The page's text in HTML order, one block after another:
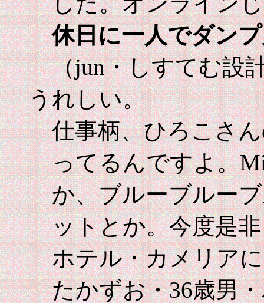
休日に一人でダン
（jun・しすてむ設
うれしい。
仕事柄、ひろこさ
ってるんですよ。
か、ブルーブルー
ットとか。今度是
ホテル・カメリア
たかずお・36歳男